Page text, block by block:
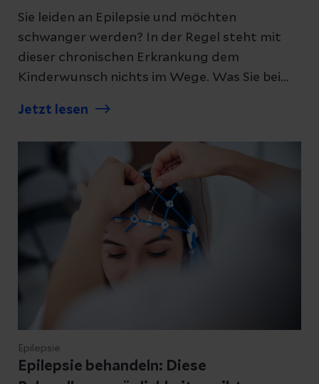
Sie leiden an Epilepsie und möchten
schwanger werden? In der Regel steht mit
dieser chronischen Erkrankung dem
Kinderwunsch nichts im Wege. Was Sie bei
müssen, lesen Sie hier.
Jetzt lesen
Epilepsie
Epilepsie behandeln: Diese